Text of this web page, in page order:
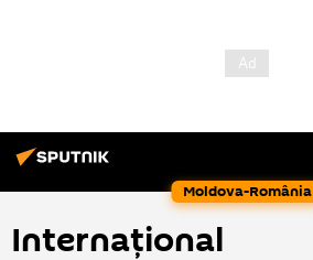
Moldova-România
Internaţional